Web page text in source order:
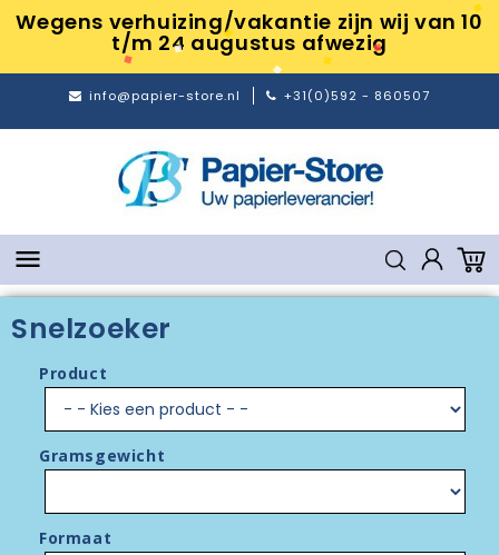
Wegens verhuizing/vakantie zijn wij van 10
t/m 24 augustus afwezig
info@papier-store.nl +31(0)592 - 860507

Snelzoeker
Product
Gramsgewicht
Formaat